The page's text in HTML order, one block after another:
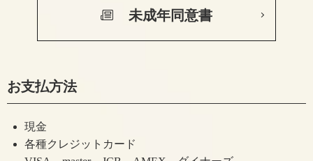
未成年同意書
お支払方法
現金
各種クレジットカード